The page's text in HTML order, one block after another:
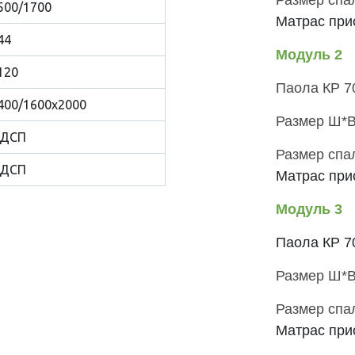
1700
1600х2000
Матрас
Модуль 2
Паола КР
Размер
Размер
Матрас
Модуль 3
Паола КР
Размер
Размер
Матрас